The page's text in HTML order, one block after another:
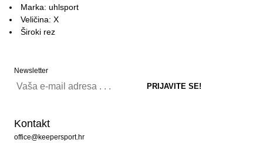
Marka: uhlsport
Veličina: X
Široki rez
Newsletter
Kontakt
office@keepersport.hr